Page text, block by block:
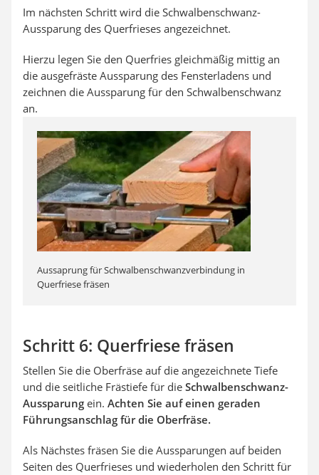
Im nächsten Schritt wird die Schwalbenschwanz-
Aussparung des Querfrieses angezeichnet.
Hierzu legen Sie den Querfries gleichmäßig mittig an
die ausgefräste Aussparung des Fensterladens und
zeichnen die Aussparung für den Schwalbenschwanz
an.
Aussaprung für Schwalbenschwanzverbindung in
Querfriese fräsen
Schritt 6: Querfriese fräsen
Stellen Sie die Oberfräse auf die angezeichnete Tiefe
und die seitliche Frästiefe für die Schwalbenschwanz-
Aussparung ein. Achten Sie auf einen geraden
Führungsanschlag für die Oberfräse.
Als Nächstes fräsen Sie die Aussparungen auf beiden
Seiten des Querfrieses und wiederholen den Schritt für